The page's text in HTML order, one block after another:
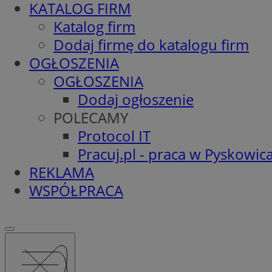
KATALOG FIRM
Katalog firm
Dodaj firmę do katalogu firm
OGŁOSZENIA
OGŁOSZENIA
Dodaj ogłoszenie
POLECAMY
Protocol IT
Pracuj.pl - praca w
REKLAMA
WSPÓŁPRACA